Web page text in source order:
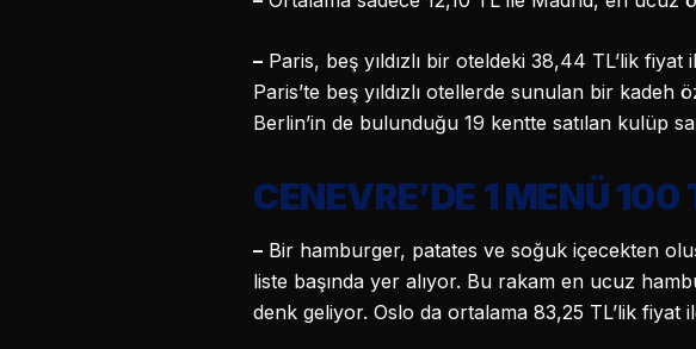
– Paris, beş yıldızlı bir oteldeki 38,44 TL’lik
Paris’te beş yıldızlı otellerde sunulan bir
Berlin’in de bulunduğu 19 kentte satılan kulüp
CENEVRE’DE 1 MENÜ 100
– Bir hamburger, patates ve soğuk içecekten
liste başında yer alıyor. Bu rakam en ucuz
denk geliyor. Oslo da ortalama 83,25 TL’lik fiyat